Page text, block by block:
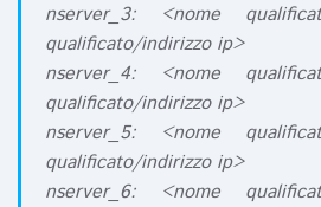
nserver_3: <nome
qualificato/indirizzo ip>
nserver_4: <nome
qualificato/indirizzo ip>
nserver_5: <nome
qualificato/indirizzo ip>
nserver_6: <nome